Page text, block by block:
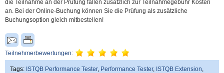
die Teilnahme an der Prüfung fallen zusätzlich zur Teilnahmegebühr Kosten
an. Bei der Online-Buchung können Sie die Prüfung als zusätzliche
Buchungsoption gleich mitbestellen!
Teilnehmerbewertungen:
Tags: ISTQB Performance Tester, Performance Tester, ISTQB Extension,